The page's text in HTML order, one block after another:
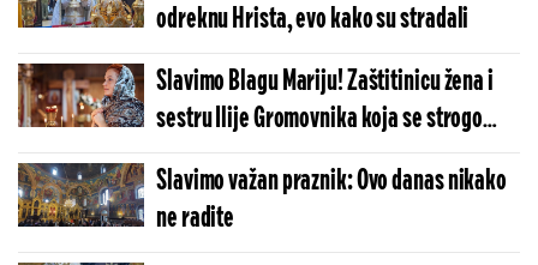
odreknu Hrista, evo kako su stradali
Slavimo Blagu Mariju! Zaštitinicu žena i
sestru Ilije Gromovnika koja se strogo
poštuje
Slavimo važan praznik: Ovo danas nikako
ne radite